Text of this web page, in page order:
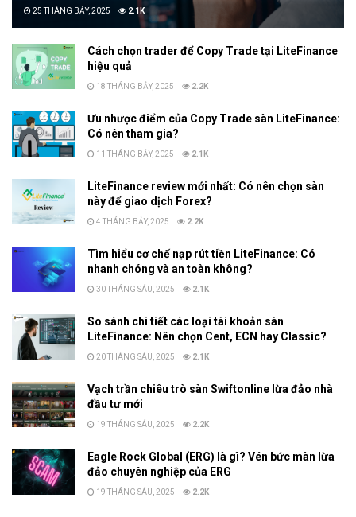
25 THÁNG BẢY, 2025 2.1K
Cách chọn trader để Copy Trade tại LiteFinance
hiệu quả
18 THÁNG BẢY, 2025 2.2K
Ưu nhược điểm của Copy Trade sàn LiteFinance:
Có nên tham gia?
11 THÁNG BẢY, 2025 2.1K
LiteFinance review mới nhất: Có nên chọn sàn
này để giao dịch Forex?
4 THÁNG BẢY, 2025 2.2K
Tìm hiểu cơ chế nạp rút tiền LiteFinance: Có
nhanh chóng và an toàn không?
30 THÁNG SÁU, 2025 2.1K
So sánh chi tiết các loại tài khoản sàn
LiteFinance: Nên chọn Cent, ECN hay Classic?
20 THÁNG SÁU, 2025 2.1K
Vạch trần chiêu trò sàn Swiftonline lừa đảo nhà
đầu tư mới
19 THÁNG SÁU, 2025 2.2K
Eagle Rock Global (ERG) là gì? Vén bức màn lừa
đảo chuyên nghiệp của ERG
19 THÁNG SÁU, 2025 2.2K